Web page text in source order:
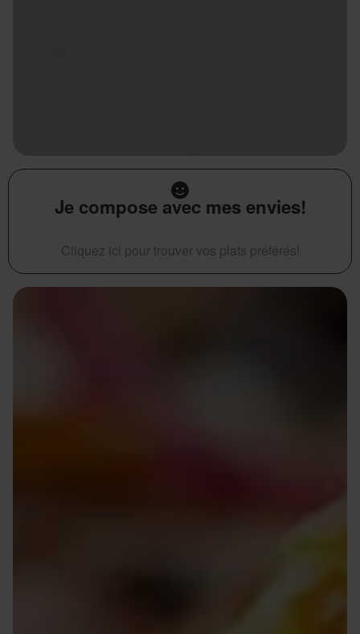
Je compose avec mes envies!
Cliquez ici pour trouver vos plats préférés!